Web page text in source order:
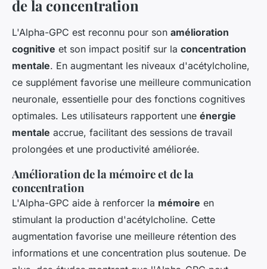
de la concentration
L'Alpha-GPC est reconnu pour son amélioration
cognitive et son impact positif sur la concentration
mentale. En augmentant les niveaux d'acétylcholine,
ce supplément favorise une meilleure communication
neuronale, essentielle pour des fonctions cognitives
optimales. Les utilisateurs rapportent une énergie
mentale accrue, facilitant des sessions de travail
prolongées et une productivité améliorée.
Amélioration de la mémoire et de la
concentration
L'Alpha-GPC aide à renforcer la mémoire en
stimulant la production d'acétylcholine. Cette
augmentation favorise une meilleure rétention des
informations et une concentration plus soutenue. De